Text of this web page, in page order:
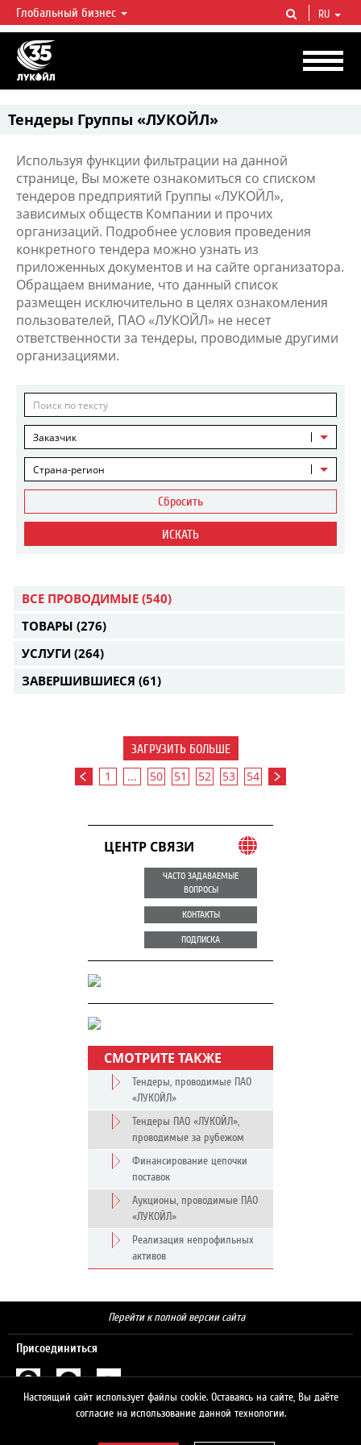
ЛУКОЙЛ СЕГОДНЯ
ЛУКОЙЛ — одна из крупнейших вертикально интегрированных
нефтегазовых компаний в мире, на долю которой приходится более 2%
мировой добычи нефти и около 1% доказанных запасов углеводородов.
Глобальный бизнес RU
Тендеры Группы «ЛУКОЙЛ»
Используя функции фильтрации на данной
странице, Вы можете ознакомиться со списком
тендеров предприятий Группы «ЛУКОЙЛ»,
зависимых обществ Компании и прочих
организаций. Подробнее условия проведения
конкретного тендера можно узнать из
приложенных документов и на сайте организатора.
Обращаем внимание, что данный список
размещен исключительно в целях ознакомления
пользователей, ПАО «ЛУКОЙЛ» не несет
ответственности за тендеры, проводимые другими
организациями.
Заказчик
Страна-регион
Сбросить
ИСКАТЬ
ВСЕ ПРОВОДИМЫЕ (540)
ТОВАРЫ (276)
УСЛУГИ (264)
ЗАВЕРШИВШИЕСЯ (61)
ЗАГРУЗИТЬ БОЛЬШЕ
1 ... 50 51 52 53 54
ЦЕНТР СВЯЗИ
ЧАСТО ЗАДАВАЕМЫЕ
ВОПРОСЫ
КОНТАКТЫ
ПОДПИСКА
СМОТРИТЕ ТАКЖЕ
Тендеры, проводимые ПАО
«ЛУКОЙЛ»
Тендеры ПАО «ЛУКОЙЛ»,
проводимые за рубежом
Финансирование цепочки
поставок
Аукционы, проводимые ПАО
«ЛУКОЙЛ»
Реализация непрофильных
активов
Перейти к полной версии сайта
Присоединиться
Настоящий сайт использует файлы cookie. Оставаясь на сайте, Вы даёте
согласие на использование данной технологии.